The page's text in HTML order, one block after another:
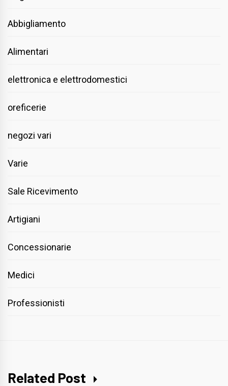
Abbigliamento
Alimentari
elettronica e elettrodomestici
oreficerie
negozi vari
Varie
Sale Ricevimento
Artigiani
Concessionarie
Medici
Professionisti
Related Post